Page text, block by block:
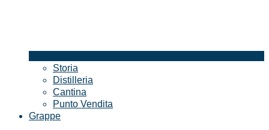
Storia
Distilleria
Cantina
Punto Vendita
Grappe